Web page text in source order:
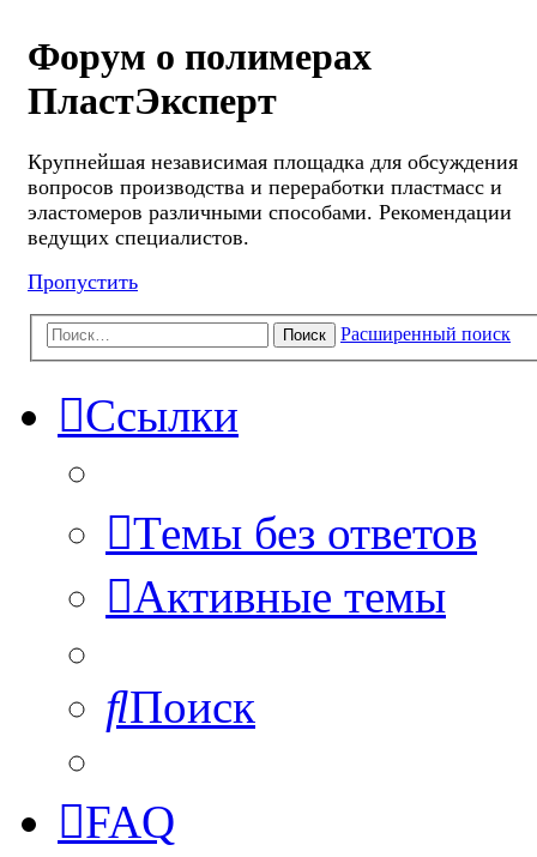
Форум о полимерах
ПластЭксперт
Крупнейшая независимая площадка для обсуждения
вопросов производства и переработки пластмасс и
эластомеров различными способами. Рекомендации
ведущих специалистов.
Пропустить
Поиск Расширенный поиск
Ссылки
Темы без ответов
Активные темы
Поиск
FAQ